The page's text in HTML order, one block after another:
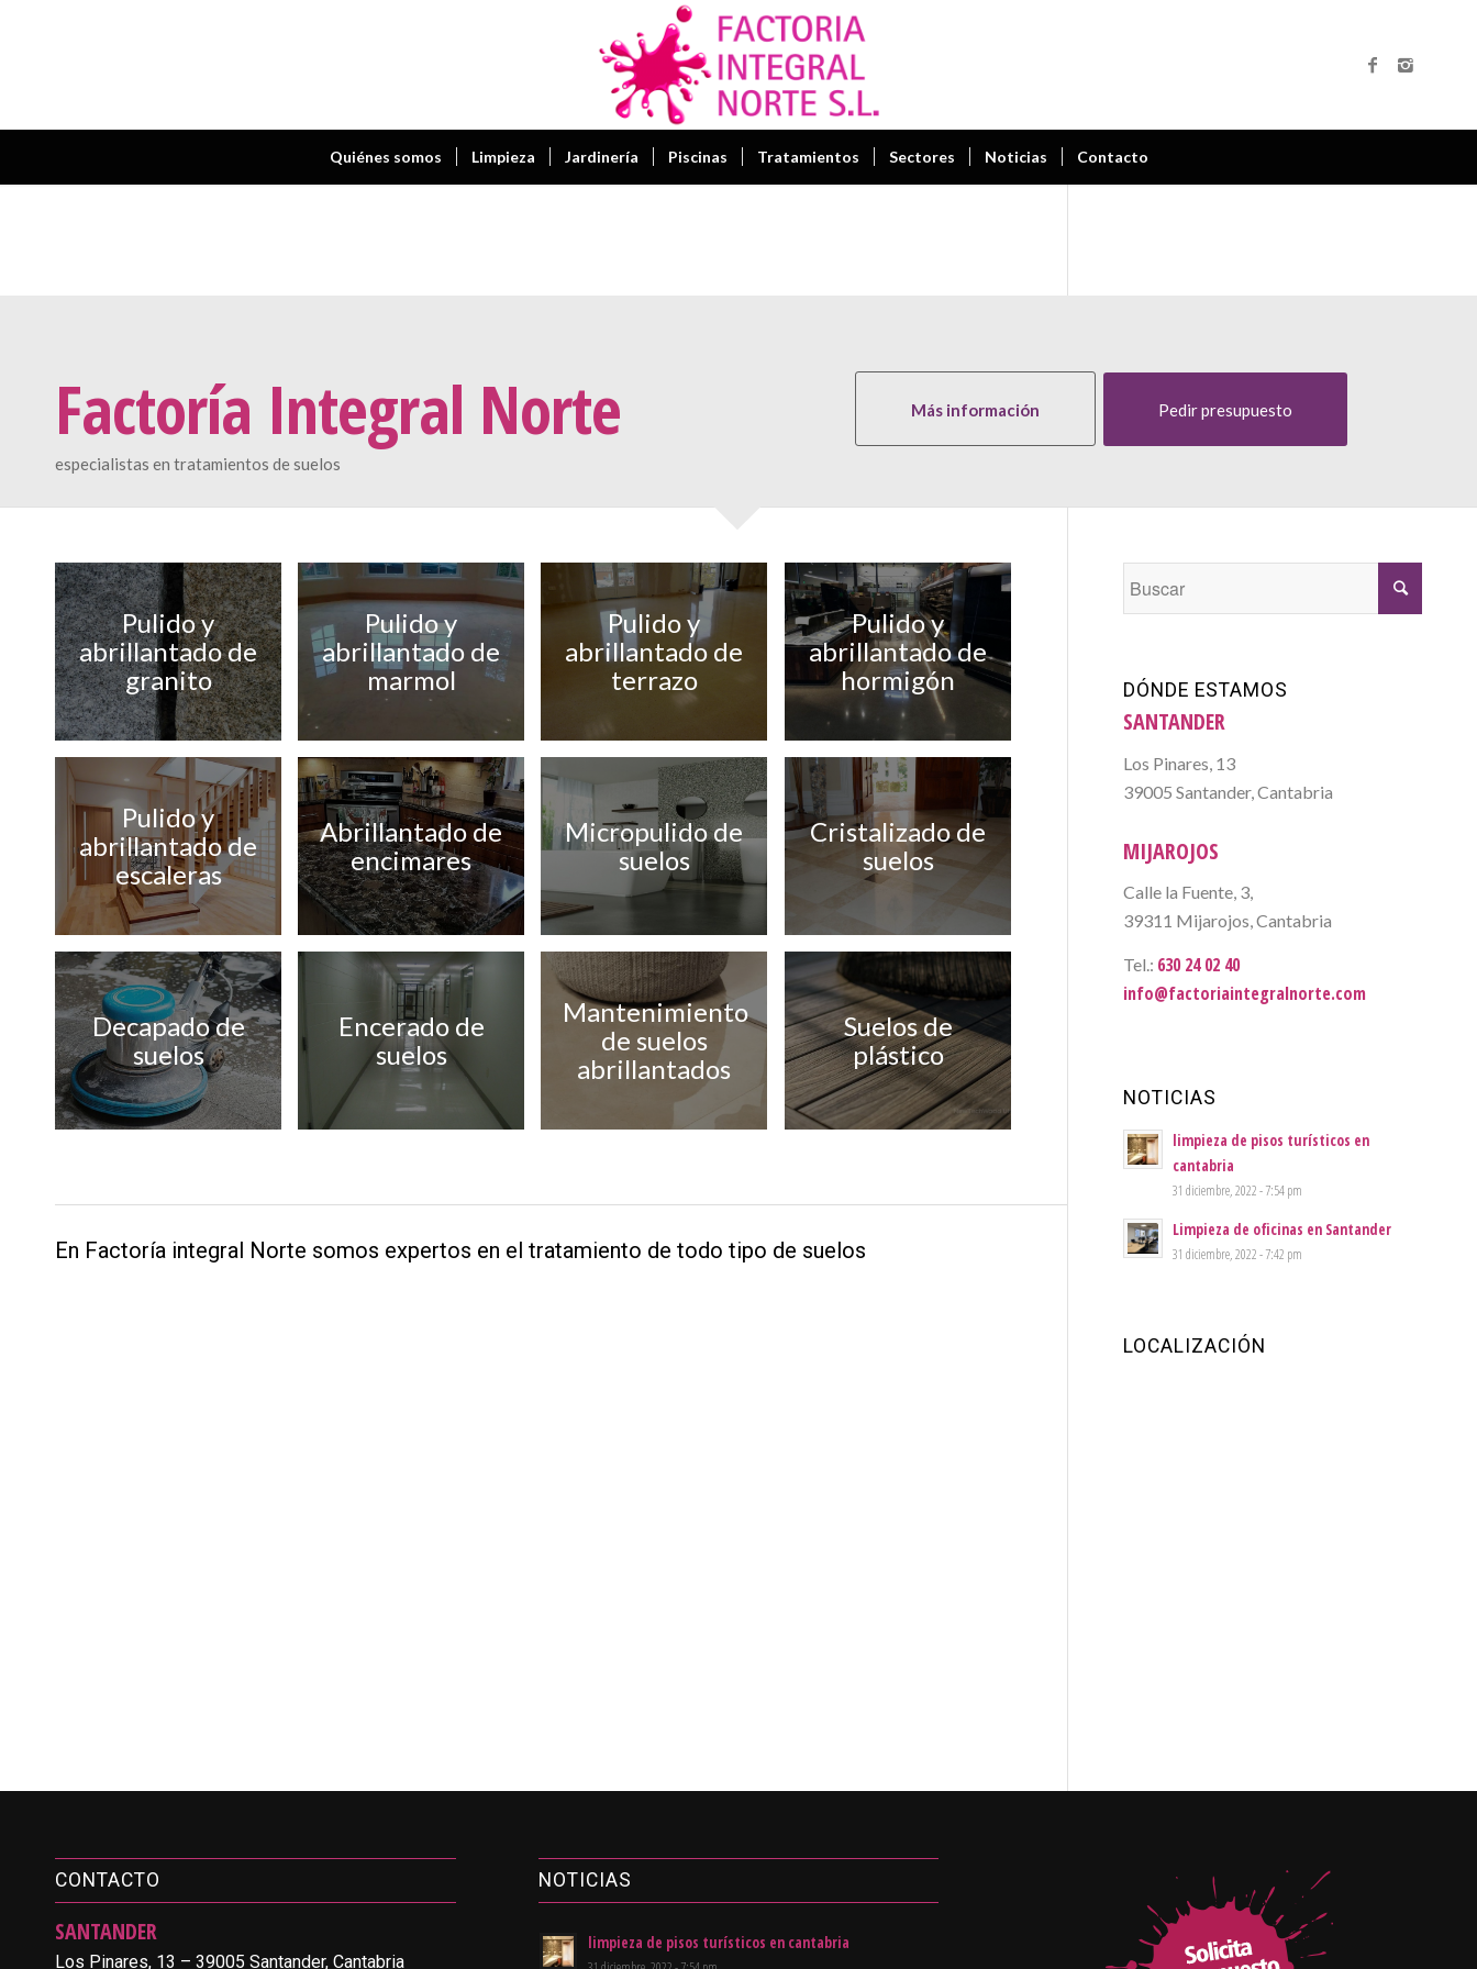
Quiénes somos Limpieza Jardinería Piscinas Tratamientos Sectores Noticias Contacto
Factoría Integral Norte
especialistas en tratamientos de suelos
Más información Pedir presupuesto
Pulido y
abrillantado de
granito
Pulido y
abrillantado de
marmol
Pulido y
abrillantado de
terrazo
Pulido y
abrillantado de
hormigón
Pulido y
abrillantado de
escaleras
Abrillantado de
encimares
Micropulido de
suelos
Cristalizado de
suelos
Decapado de
suelos
Encerado de
suelos
Mantenimiento
de suelos
abrillantados
Suelos de
plástico
En Factoría integral Norte somos expertos en el tratamiento de todo tipo de suelos
DÓNDE ESTAMOS
SANTANDER
Los Pinares, 13
39005 Santander, Cantabria
MIJAROJOS
Calle la Fuente, 3,
39311 Mijarojos, Cantabria
Tel.: 630 24 02 40
info@factoriaintegralnorte.com
NOTICIAS
limpieza de pisos turísticos en
cantabria
31 diciembre, 2022 - 7:54 pm
Limpieza de oficinas en Santander
31 diciembre, 2022 - 7:42 pm
LOCALIZACIÓN
CONTACTO
SANTANDER
Los Pinares, 13 – 39005 Santander, Cantabria
NOTICIAS
limpieza de pisos turísticos en cantabria